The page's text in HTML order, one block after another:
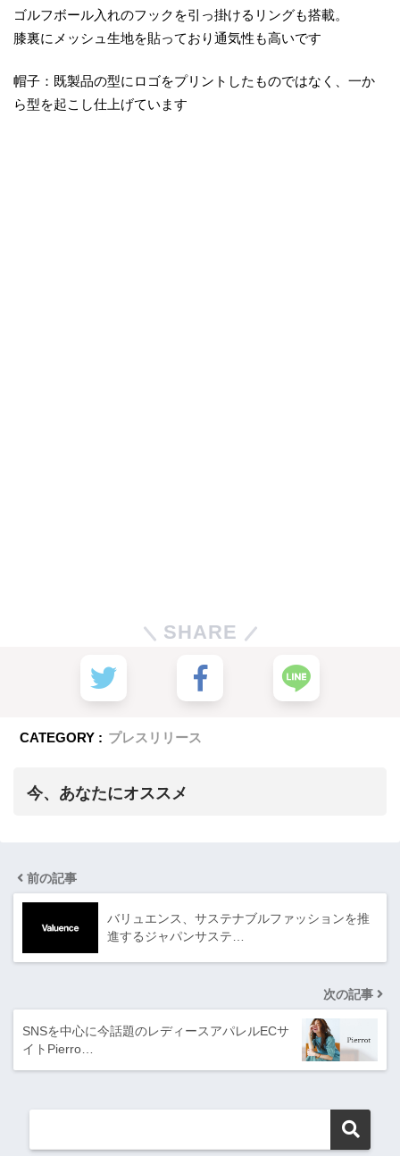
ゴルフボール入れのフックを引っ掛けるリングも搭載。
膝裏にメッシュ生地を貼っており通気性も高いです
帽子：既製品の型にロゴをプリントしたものではなく、一か
ら型を起こし仕上げています
SHARE
CATEGORY : プレスリリース
今、あなたにオススメ
前の記事
バリュエンス、サステナブルファッションを推
進するジャパンサステ…
次の記事
SNSを中心に今話題のレディースアパレルECサ
イトPierro…